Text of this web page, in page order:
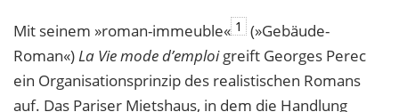
Mit seinem »roman-immeuble« 1
(»Gebäude-
Roman«)La Vie mode d’emploigreift Georges Perec
ein Organisationsprinzip des realistischen Romans
auf. Das Pariser Mietshaus, in dem die Handlung